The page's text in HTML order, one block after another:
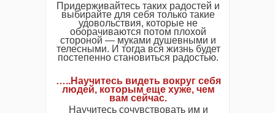
Придерживайтесь таких радостей и
выбирайте для себя только такие
удовольствия, которые не
оборачиваются потом плохой
стороной — муками душевными и
телесными. И тогда вся жизнь будет
постепенно становиться радостью.
…..Научитесь видеть вокруг себя
людей, которым еще хуже, чем
вам сейчас.
Научитесь сочувствовать им и